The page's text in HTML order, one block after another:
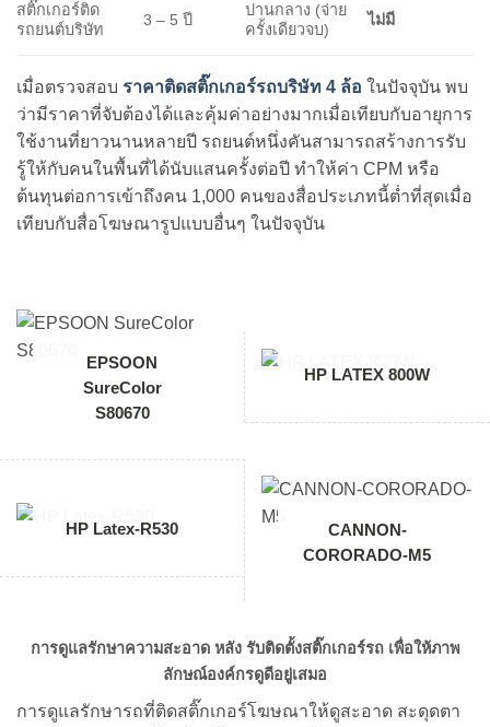
สติ๊กเกอร์ติด
รถยนต์บริษัท
3 – 5 ปี
ปานกลาง (จ่าย
ครั้งเดียวจบ)
ไม่มี
เมื่อตรวจสอบ ราคาติดสติ๊กเกอร์รถบริษัท 4 ล้อ ในปัจจุบัน พบ
ว่ามีราคาที่จับต้องได้และคุ้มค่าอย่างมากเมื่อเทียบกับอายุการ
ใช้งานที่ยาวนานหลายปี รถยนต์หนึ่งคันสามารถสร้างการรับ
รู้ให้กับคนในพื้นที่ได้นับแสนครั้งต่อปี ทำให้ค่า CPM หรือ
ต้นทุนต่อการเข้าถึงคน 1,000 คนของสื่อประเภทนี้ต่ำที่สุดเมื่อ
เทียบกับสื่อโฆษณารูปแบบอื่นๆ ในปัจจุบัน
EPSOON
SureColor
S80670
HP LATEX 800W
HP Latex-R530
CANNON-
CORORADO-M5
การดูแลรักษาความสะอาด หลัง รับติดตั้งสติ๊กเกอร์รถ เพื่อให้ภาพ
ลักษณ์องค์กรดูดีอยู่เสมอ
การดูแลรักษารถที่ติดสติ๊กเกอร์โฆษณาให้ดูสะอาด สะดุดตา